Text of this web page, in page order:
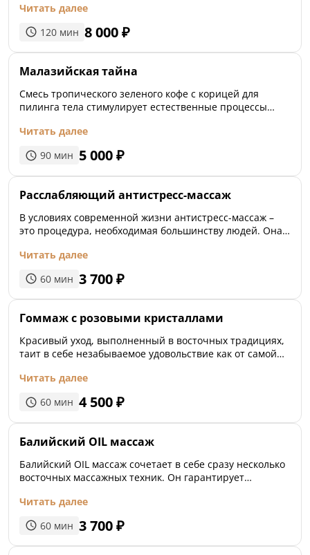
организма.
Читать далее
120 мин 8 000₽
Малазийская тайна
Смесь тропического зеленого кофе с корицей для
пилинга тела стимулирует естественные процессы
улучшает микроциркуляцию, омолаживает и берется с
утомления, эмоционального напряжения.
Читать далее
90 мин 5 000₽
Расслабляющий антистресс-массаж
В условиях современной жизни антистресс-массаж –
это процедура, необходимая большинству людей. Она
нормализовать сон и избавиться от депрессии. Она
утомления, эмоциональных и психосоматических
расстройств.
Читать далее
60 мин 3 700₽
Гоммаж с розовыми кристаллами
Красивый уход, выполненный в восточных традициях,
таит в себе незабываемое удовольствие как от самой
нежной, шелковистой и пленительно пахнущей кожи.
сияющей как шелк.
Читать далее
60 мин 4 500₽
Балийский OIL массаж
Балийский OIL массаж сочетает в себе сразу несколько
восточных массажных техник. Он гарантирует
кожу, мышцы, внутренние органы. Снимаются
улучшается память, повышается иммунитет.
Интенсивный приток крови гарантирует насыщение
Читать далее
60 мин 3 700₽